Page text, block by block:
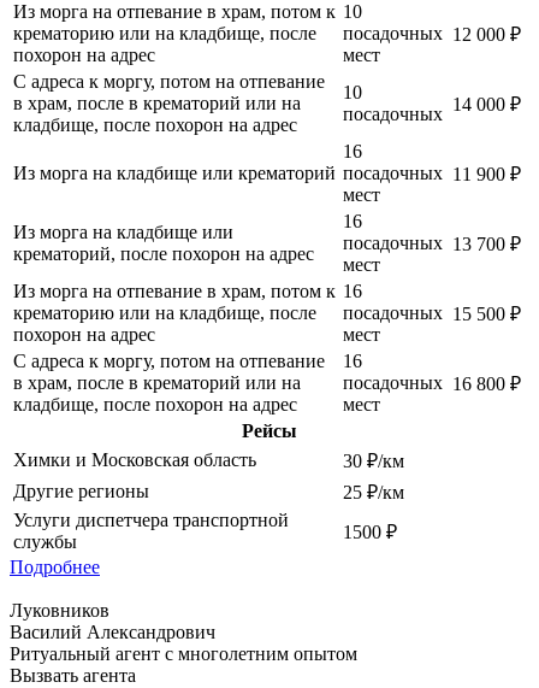
Из морга на отпевание в храм, потом к
крематорию или на кладбище, после
похорон на адрес
10
посадочных
мест
12 000 ₽
С адреса к моргу, потом на отпевание
в храм, после в крематорий или на
кладбище, после похорон на адрес
10
посадочных 14 000 ₽
Из морга на кладбище или крематорий
16
посадочных
мест
11 900 ₽
Из морга на кладбище или
крематорий, после похорон на адрес
16
посадочных
мест
13 700 ₽
Из морга на отпевание в храм, потом к
крематорию или на кладбище, после
похорон на адрес
16
посадочных
мест
15 500 ₽
С адреса к моргу, потом на отпевание
в храм, после в крематорий или на
кладбище, после похорон на адрес
16
посадочных
мест
16 800 ₽
Рейсы
Химки и Московская область
30 ₽/км
Другие регионы
25 ₽/км
Услуги диспетчера транспортной
службы
1500 ₽
Подробнее
Луковников
Василий Александрович
Ритуальный агент с многолетним опытом
Вызвать агента